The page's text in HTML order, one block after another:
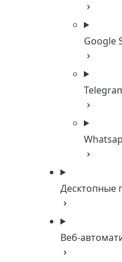
Google
Десктопные
Веб-